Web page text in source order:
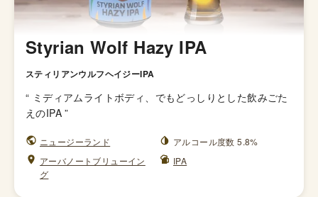
Styrian Wolf Hazy IPA
スティリアンウルフヘイジーIPA
“ ミディアムライトボディ、でもどっしりとした飲みごた
えのIPA ”
ニュージーランド
アルコール度数 5.8%
アーバノートブリューイン
グ
IPA